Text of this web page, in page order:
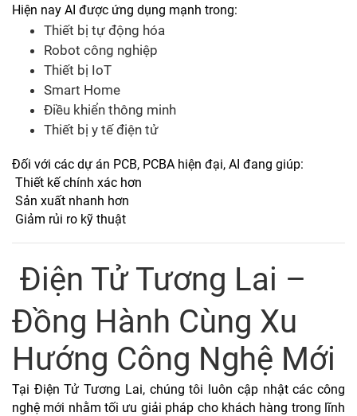
Hiện nay AI được ứng dụng mạnh trong:
Thiết bị tự động hóa
Robot công nghiệp
Thiết bị IoT
Smart Home
Điều khiển thông minh
Thiết bị y tế điện tử
Đối với các dự án PCB, PCBA hiện đại, AI đang giúp:
Thiết kế chính xác hơn
Sản xuất nhanh hơn
Giảm rủi ro kỹ thuật
Điện Tử Tương Lai –
Đồng Hành Cùng Xu
Hướng Công Nghệ Mới
Tại Điện Tử Tương Lai, chúng tôi luôn cập nhật các công
nghệ mới nhằm tối ưu giải pháp cho khách hàng trong lĩnh